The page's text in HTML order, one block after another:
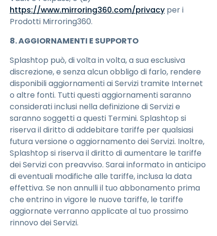
https://www.mirroring360.com/privacy per i
Prodotti Mirroring360.
8. AGGIORNAMENTI E SUPPORTO
Splashtop può, di volta in volta, a sua esclusiva
discrezione, e senza alcun obbligo di farlo, rendere
disponibili aggiornamenti ai Servizi tramite Internet
o altre fonti. Tutti questi aggiornamenti saranno
considerati inclusi nella definizione di Servizi e
saranno soggetti a questi Termini. Splashtop si
riserva il diritto di addebitare tariffe per qualsiasi
futura versione o aggiornamento dei Servizi. Inoltre,
Splashtop si riserva il diritto di aumentare le tariffe
dei Servizi con preavviso. Sarai informato in anticipo
di eventuali modifiche alle tariffe, inclusa la data
effettiva. Se non annulli il tuo abbonamento prima
che entrino in vigore le nuove tariffe, le tariffe
aggiornate verranno applicate al tuo prossimo
rinnovo dei Servizi.